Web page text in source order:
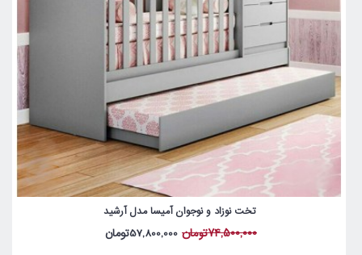
تخت نوزاد و نوجوان آمیسا مدل آرشید
74,500,000تومان 57,800,000تومان